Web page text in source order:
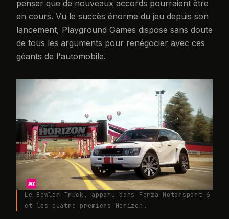
penser que de nouveaux accords pourraient être
en cours. Vu le succès énorme du jeu depuis son
lancement, Playground Games dispose sans doute
de tous les arguments pour renégocier avec ces
géants de l'automobile.
Le Bowler Truck, apparu dans Forza Motorsport 6
et les quatre premiers Horizon.